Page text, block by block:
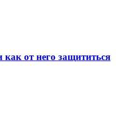
от него защититься